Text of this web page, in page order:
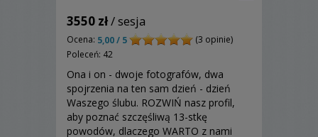
3550 zł/ sesja
Ocena: 5,00 / 5
(3 opinie)
Poleceń: 42
Ona i on - dwoje fotografów, dwa
spojrzenia na ten sam dzień - dzień
Waszego ślubu. ROZWIŃ nasz profil,
aby poznać szczęśliwą 13-stkę
powodów, dlaczego WARTO z nami